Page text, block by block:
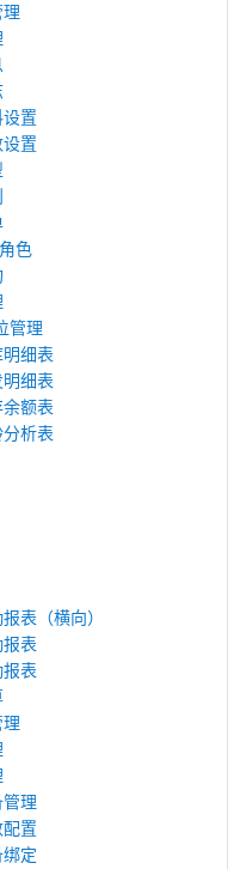
置
置
色
管理
细表
细表
额表
析表
表（横向）
表
表
理
置
定